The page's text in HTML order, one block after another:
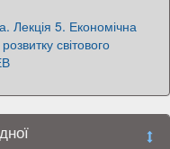
Лекція 5. Економічна
світового